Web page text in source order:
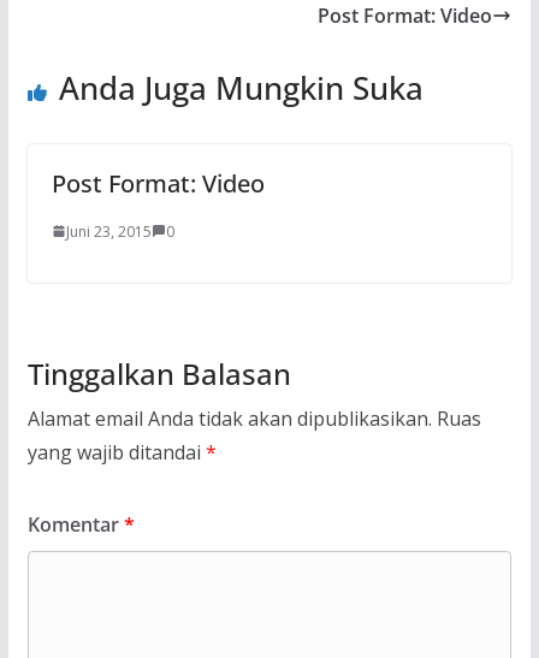
Post Format: Video
Anda Juga Mungkin Suka
Post Format: Video
Juni 23, 2015 0
Tinggalkan Balasan
Alamat email Anda tidak akan dipublikasikan. Ruas
yang wajib ditandai *
Komentar*